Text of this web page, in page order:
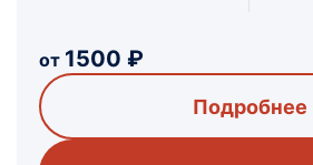
от 1500 ₽
Подробнее